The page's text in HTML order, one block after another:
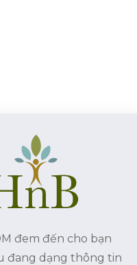
đem đến cho bạn
đang dạng thông tin